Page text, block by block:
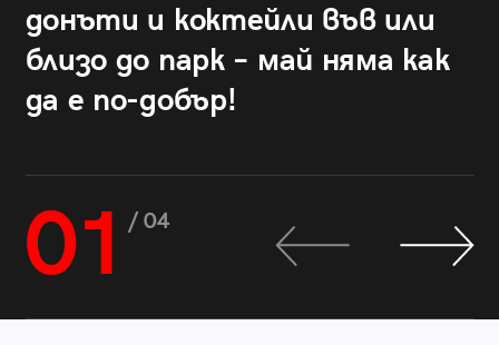
донъти и коктейли във или
близо до парк – май няма как
да е по-добър!
01 / 04